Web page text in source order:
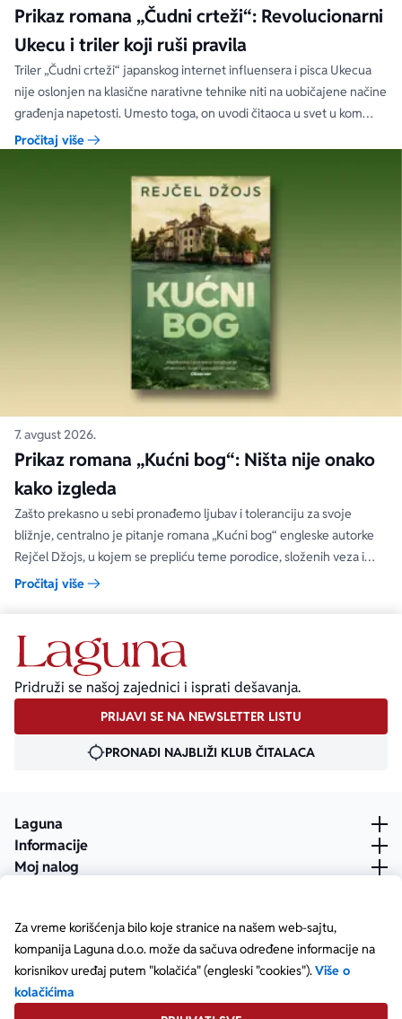
Za vreme korišćenja bilo koje stranice na našem web-sajtu,
kompanija Laguna d.o.o. može da sačuva određene informacije na
korisnikov uređaj putem "kolačića" (engleski "cookies").Više o
kolačićima
Prikaz romana „Čudni crteži“: Revolucionarni
Ukecu i triler koji ruši pravila
Triler „Čudni crteži“ japanskog internet influensera i pisca Ukecua
nije oslonjen na klasične narativne tehnike niti na uobičajene načine
građenja napetosti. Umesto toga, on uvodi čitaoca u svet u kom
priložene ilustracije govore više od reči, a ono što je nacrtano često
Pročitaj više
7. avgust 2026.
Prikaz romana „Kućni bog“: Ništa nije onako
kako izgleda
Zašto prekasno u sebi pronađemo ljubav i toleranciju za svoje
bližnje, centralno je pitanje romana „Kućni bog“ engleske autorke
Rejčel Džojs, u kojem se prepliću teme porodice, složenih veza i
umetnosti.
Pročitaj više
Pridruži se našoj zajednici i isprati dešavanja.
PRIJAVI SE NA NEWSLETTER LISTU
PRONAĐI NAJBLIŽI KLUB ČITALACA
Laguna
Informacije
Moj nalog